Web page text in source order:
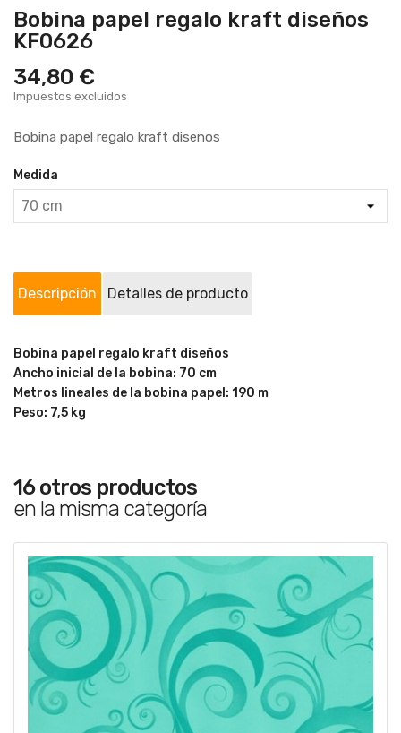
Bobina papel regalo kraft diseños
KF0626
34,80 €
Impuestos excluidos
Bobina papel regalo kraft disenos
Medida
Descripción Detalles de producto
Bobina papel regalo kraft diseños
Ancho inicial de la bobina: 70 cm
Metros lineales de la bobina papel: 190 m
Peso: 7,5 kg
16 otros productos
en la misma categoría